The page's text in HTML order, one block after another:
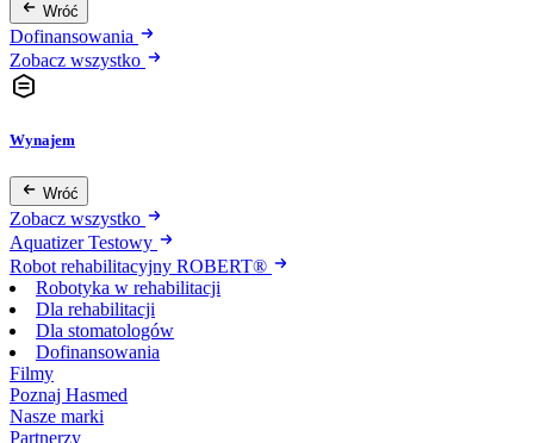
Wróć
Dofinansowania
Zobacz wszystko
Wynajem
Wróć
Zobacz wszystko
Aquatizer Testowy
Robot rehabilitacyjny ROBERT®
Robotyka w rehabilitacji
Dla rehabilitacji
Dla stomatologów
Dofinansowania
Filmy
Poznaj Hasmed
Nasze marki
Partnerzy